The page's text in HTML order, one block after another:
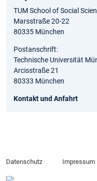
TUM School of Social
Marsstraße 20-22
80335 München
Postanschrift:
Technische Universität
Arcisstraße 21
80333 München
Kontakt und Anfahrt
Datenschutz Impressum